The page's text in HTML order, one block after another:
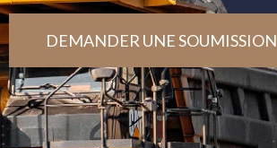
DEMANDER UNE SOUMISSION